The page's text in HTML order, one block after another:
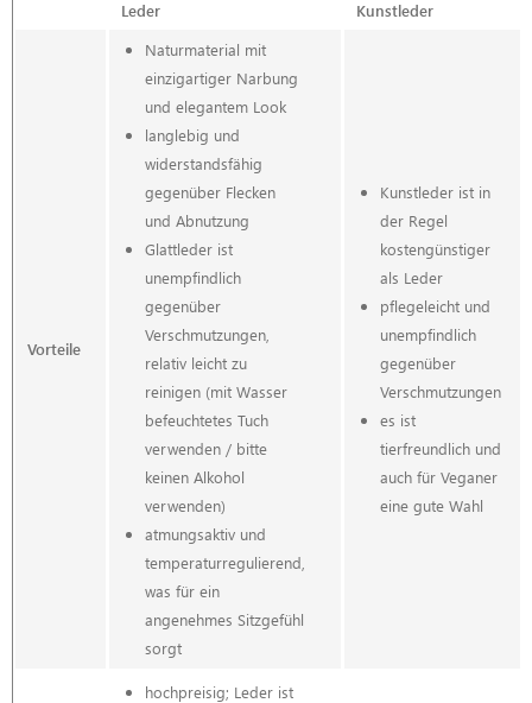
Leder Kunstleder
Vorteile
Naturmaterial mit
einzigartiger Narbung
und elegantem Look
langlebig und
widerstandsfähig
gegenüber Flecken
und Abnutzung
Glattleder ist
unempfindlich
gegenüber
Verschmutzungen,
relativ leicht zu
reinigen (mit Wasser
befeuchtetes Tuch
verwenden / bitte
keinen Alkohol
verwenden)
atmungsaktiv und
temperaturregulierend,
was für ein
angenehmes Sitzgefühl
sorgt
Kunstleder ist in
der Regel
kostengünstiger
als Leder
pflegeleicht und
unempfindlich
gegenüber
Verschmutzungen
es ist
tierfreundlich und
auch für Veganer
eine gute Wahl
hochpreisig; Leder ist